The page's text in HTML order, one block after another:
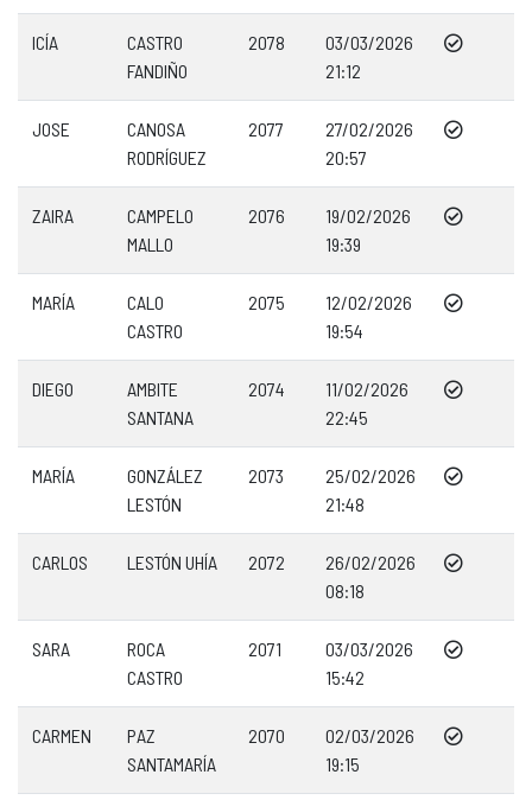
ICÍA
CASTRO
FANDIÑO
2078
03/03/2026
21:12
JOSE
CANOSA
RODRÍGUEZ
2077
27/02/2026
20:57
ZAIRA
CAMPELO
MALLO
2076
19/02/2026
19:39
MARÍA
CALO
CASTRO
2075
12/02/2026
19:54
DIEGO
AMBITE
SANTANA
2074
11/02/2026
22:45
MARÍA
GONZÁLEZ
LESTÓN
2073
25/02/2026
21:48
CARLOS LESTÓN UHÍA 2072
26/02/2026
08:18
SARA
ROCA
CASTRO
2071
03/03/2026
15:42
CARMEN
PAZ
SANTAMARÍA
2070
02/03/2026
19:15